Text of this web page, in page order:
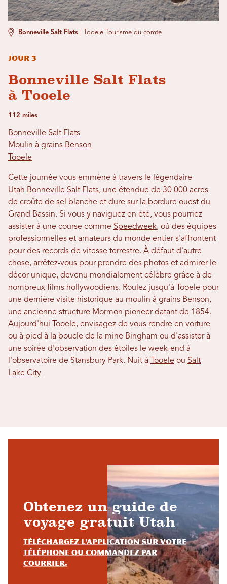
Bonneville Salt Flats Tooele Tourisme du comté
Jour 3
Bonneville Salt Flats
à Tooele
112 miles
Bonneville Salt Flats
Moulin à grains Benson
Tooele
Cette journée vous emmène à travers le légendaire
Utah Bonneville Salt Flats, une étendue de 30 000 acres
de croûte de sel blanche et dure sur la bordure ouest du
Grand Bassin. Si vous y naviguez en été, vous pourriez
assister à une course comme Speedweek, où des équipes
professionnelles et amateurs du monde entier s'affrontent
pour des records de vitesse terrestre. À défaut d'autre
chose, arrêtez-vous pour prendre des photos et admirer le
décor unique, devenu mondialement célèbre grâce à de
nombreux films hollywoodiens. Roulez jusqu'à Tooele pour
une dernière visite historique au moulin à grains Benson,
une ancienne structure Mormon pioneer datant de 1854.
Aujourd'hui Tooele, envisagez de vous rendre en voiture
ou à pied à la boucle de la mine Bingham ou d'assister à
une soirée d'observation des étoiles le week-end à
l'observatoire de Stansbury Park. Nuit à
Tooele ou Salt
Lake City
Obtenez un guide de
voyage gratuit Utah
Téléchargez l'application sur votre
téléphone ou commandez par
courrier.